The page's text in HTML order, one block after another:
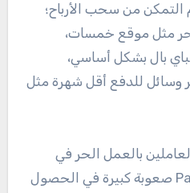
من سحب الأرباح؛
مثل موقع خمسات،
بال بشكل أساسي،
وسائل للدفع أقل شهرة مثل
بالعمل الحر في
الدول التي لا يدعمها PayPal صعوبة كبيرة في الحصول